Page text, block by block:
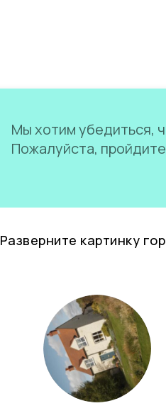
Мы хотим убедиться,
Пожалуйста,
Разверните картинку